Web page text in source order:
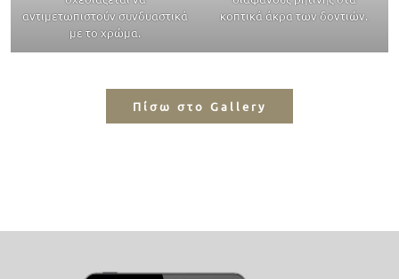
αντιμετωπιστούν συνδυαστικά
με το χρώμα.
κοπτικά άκρα των δοντιών.
Πίσω στο Gallery